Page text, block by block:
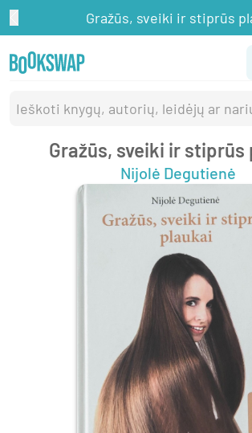
Gražūs, sveiki ir stiprūs
Gražūs, sveiki ir stiprūs
Nijolė Degutienė